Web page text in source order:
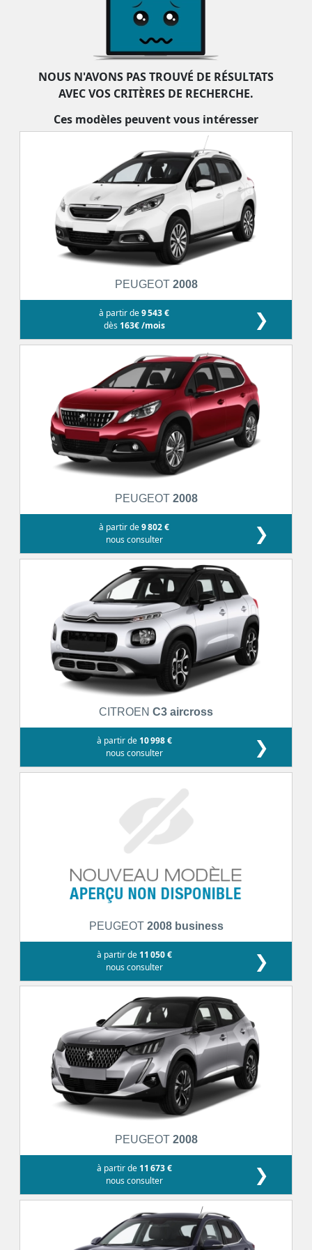
mécaniques, le SUV Toyota RAV 4 fait incontestablement partie des véhicules les
NOUS N'AVONS PAS TROUVÉ DE RÉSULTATS
AVEC VOS CRITÈRES DE RECHERCHE.
Ces modèles peuvent vous intéresser
PEUGEOT 2008
à partir de9 543 €
dès 163€ /mois ❯
PEUGEOT 2008
à partir de9 802 €
nous consulter
❯
CITROEN C3 aircross
à partir de 10 998 €
nous consulter
❯
PEUGEOT 2008 business
à partir de 11 050 €
nous consulter
❯
PEUGEOT 2008
à partir de 11 673 €
nous consulter
❯